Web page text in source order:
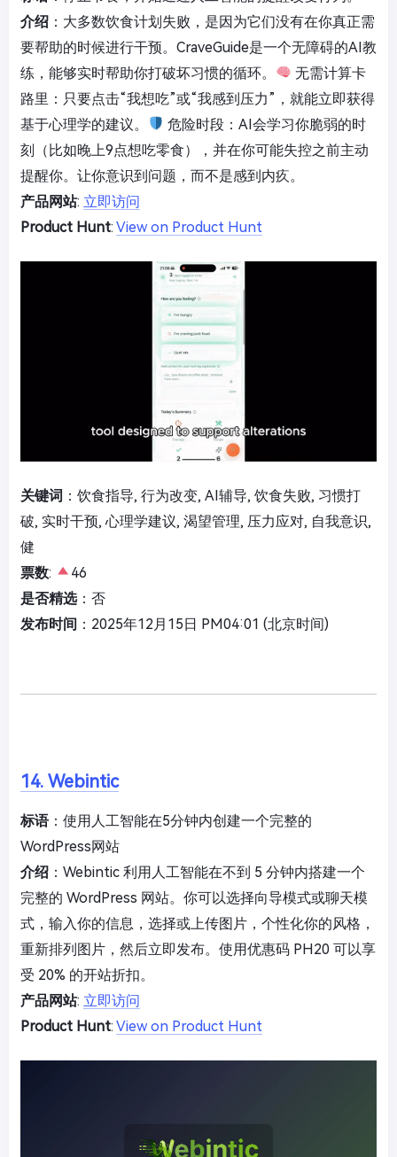
介绍 ：大多数饮食计划失败，是因为它们没有在你真正需
要帮助的时候进行干预。CraveGuide是一个无障碍的AI教
练，能够实时帮助你打破坏习惯的循环。
无需计算卡
路里：只要点击“我想吃”或“我感到压力”，就能立即获得
基于心理学的建议。
危险时段：AI会学习你脆弱的时
刻（比如晚上9点想吃零食），并在你可能失控之前主动
提醒你。让你意识到问题，而不是感到内疚。
产品网站: 立即访问
Product Hunt: View on Product Hunt
关键词 ：饮食指导, 行为改变, AI辅导, 饮食失败, 习惯打
破, 实时干预, 心理学建议, 渴望管理, 压力应对, 自我意识,
健
票数:
46
是否精选：否
发布时间 ：2025年12月15日 PM04:01 (北京时间)
14. Webintic
标语：使用人工智能在5分钟内创建一个完整的
WordPress网站
介绍 ：Webintic 利用人工智能在不到 5 分钟内搭建一个
完整的 WordPress 网站。你可以选择向导模式或聊天模
式，输入你的信息，选择或上传图片，个性化你的风格，
重新排列图片，然后立即发布。使用优惠码 PH20 可以享
受 20% 的开站折扣。
产品网站: 立即访问
Product Hunt: View on Product Hunt